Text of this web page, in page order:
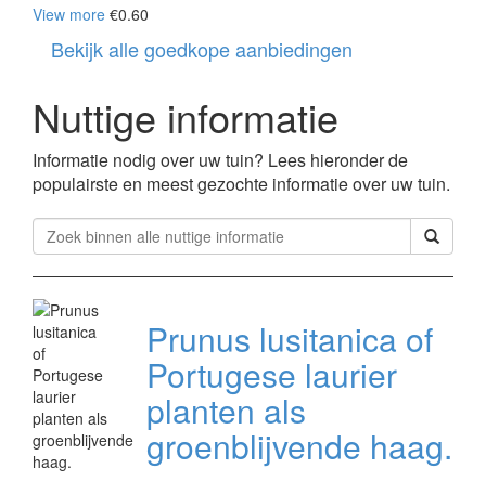
View more €0.60
Bekijk alle goedkope aanbiedingen
Nuttige informatie
Informatie nodig over uw tuin? Lees hieronder de
populairste en meest gezochte informatie over uw tuin.
Prunus lusitanica of
Portugese laurier
planten als
groenblijvende haag.